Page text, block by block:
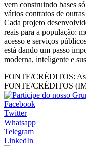
vem construindo bases
vários contratos de
Cada projeto
reais para a população:
acesso e serviços
está dando um passo
moderna, inteligente e
FONTE/CRÉDITOS:
FONTE/CRÉDITOS
Facebook
Twitter
Whatsapp
Telegram
LinkedIn